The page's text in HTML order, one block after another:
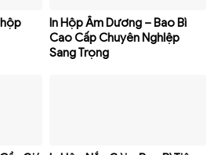
In Hộp Âm Dương – Bao Bì
Cao Cấp Chuyên NghIệp
Sang Trọng